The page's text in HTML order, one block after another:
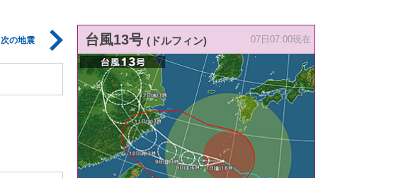
次の地震 台風13号 (ドルフィン) 07日07:00現在